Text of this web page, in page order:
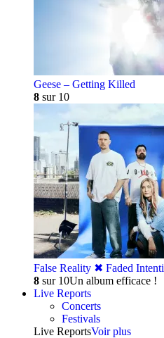
Geese – Getting Killed
8 sur 10
False Reality ✖︎ Faded
8 sur 10Un album efficace !
Live Reports
Concerts
Festivals
Live ReportsVoir plus